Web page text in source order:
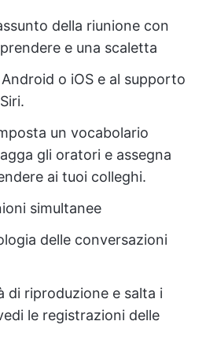
della riunione con
e una scaletta
o iOS e al supporto
un vocabolario
gli oratori e assegna
ai tuoi colleghi.
simultanee
delle conversazioni
di riproduzione e salta i
le registrazioni delle